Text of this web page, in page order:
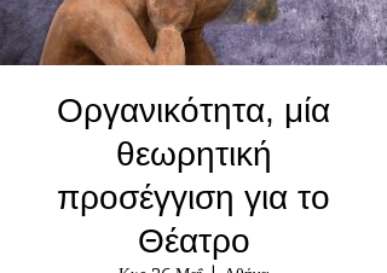
Οργανικότητα, μία
θεωρητική
προσέγγιση για το
Θέατρο